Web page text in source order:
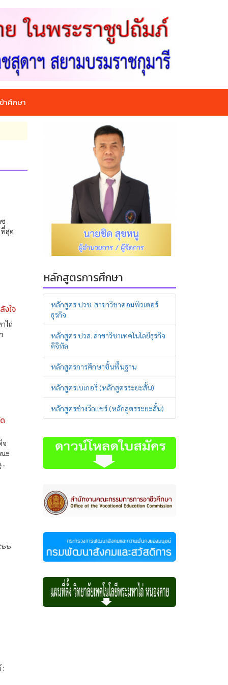
าศึกษา
ช
สุด
งใจ
ไถ่
จ
ะ
๖๖
:
หลักสูตรการศึกษา
หลักสูตร ปวช. สาขาวิชาคอมพิวเตอร์
ธุรกิจ
หลักสูตร ปวส. สาขาวิชาเทคโนโลยีธุรกิจ
ดิจิทัล
หลักสูตรการศึกษาชั้นพื้นฐาน
หลักสูตรเบเกอรี่ (หลักสูตรระยะสั้น)
หลักสูตรช่างวีลแชร์ (หลักสูตรระยะสั้น)